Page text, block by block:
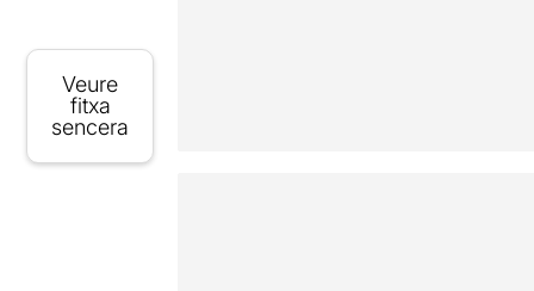
Veure
fitxa
sencera